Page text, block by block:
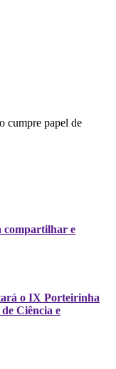
cumpre papel de
compartilhar e
o IX Porteirinha
Ciência e